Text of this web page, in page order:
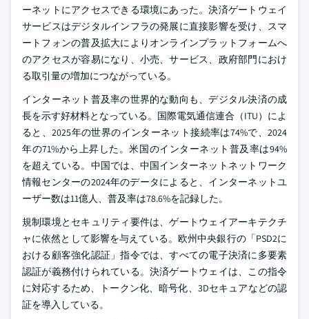
ーネットにアクセスできる環境にあった。決済ゲートウェイ
サービスはデジタルインフラの発展に直接影響を受け、スマ
ートフォンの普及拡大によりオンラインプラットフォームへ
のアクセスが容易になり、小売、サービス、政府部門におけ
る取引量の増加につながっている。
インターネット普及率の世界的な動向も、デジタル決済の成
長を示す好材料となっている。国際電気通信連合（ITU）によ
ると、2025年の世界のインターネット接続率は74%で、2024
年の71%から上昇した。米国のインターネット普及率は94%
を超えている。中国では、中国インターネットネットワーク
情報センターの2024年のデータによると、インターネットユ
ーザー数は11億人、普及率は78.6%を記録した。
規制環境とセキュリティ要件は、ゲートウェイアーキテクチ
ャに依然として影響を与えている。欧州中央銀行の「PSD2に
おける顧客強化認証」指令では、すべての電子決済に多要素
認証が義務付けられている。決済ゲートウェイは、この指令
に対応するため、トークン化、暗号化、3Dセキュアなどの認
証を導入している。